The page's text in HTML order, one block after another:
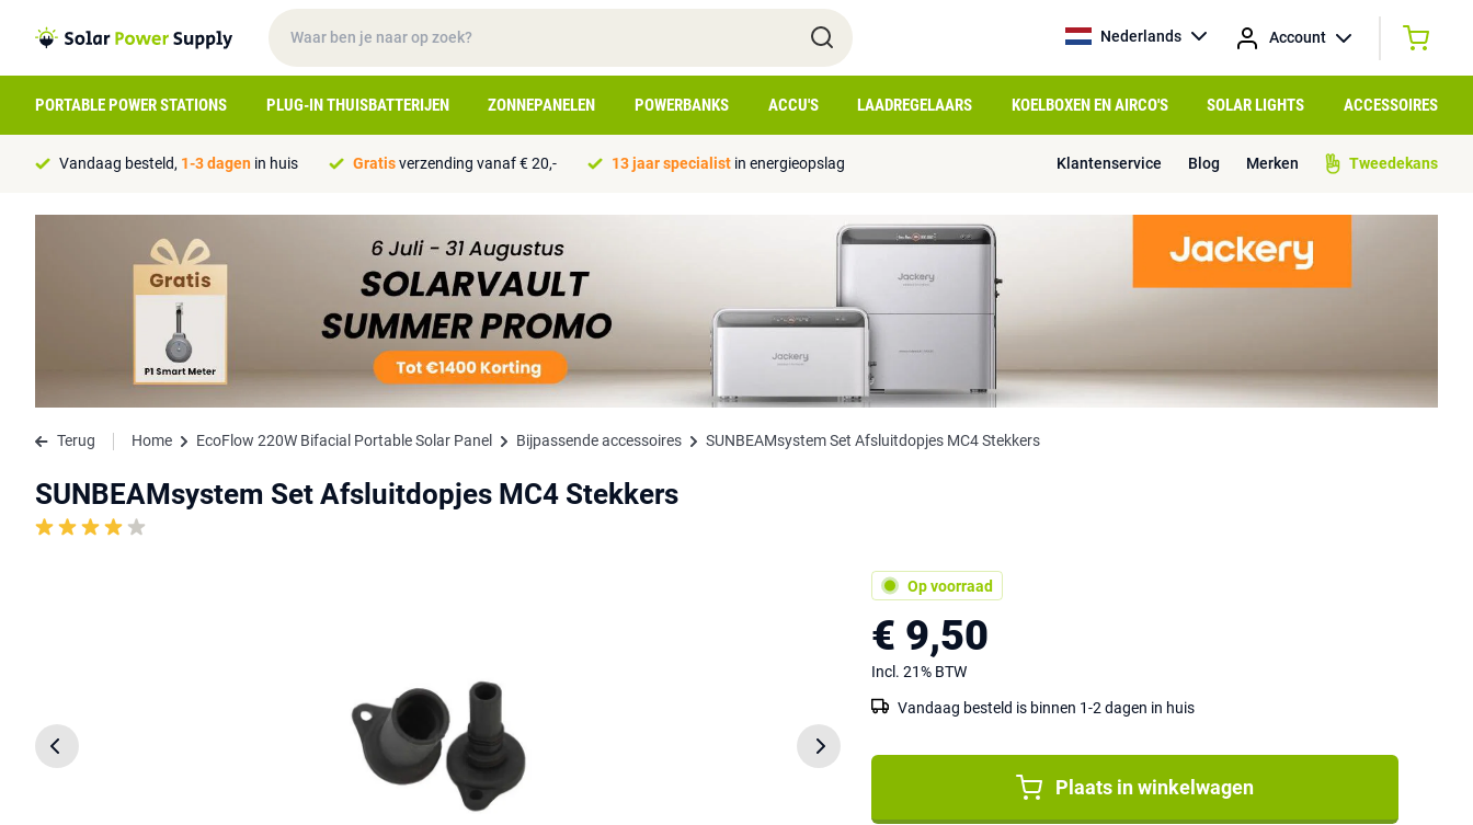
Nederlands Account
PORTABLE POWER STATIONS PLUG-IN THUISBATTERIJEN ZONNEPANELEN POWERBANKS ACCU'S LAADREGELAARS KOELBOXEN EN AIRCO'S SOLAR LIGHTS ACCESSOIRES
Vandaag besteld, 1-3 dagen in huis Gratisverzending vanaf € 20,- 13 jaar specialist in energieopslag Klantenservice Blog Merken Tweedekans
Terug Home EcoFlow 220W Bifacial Portable Solar Panel Bijpassende accessoires SUNBEAMsystem Set Afsluitdopjes MC4 Stekkers
SUNBEAMsystem Set Afsluitdopjes MC4 Stekkers
Op voorraad
€ 9,50
Incl. 21% BTW
Vandaag besteld is binnen 1-2 dagen in huis
Plaats in winkelwagen